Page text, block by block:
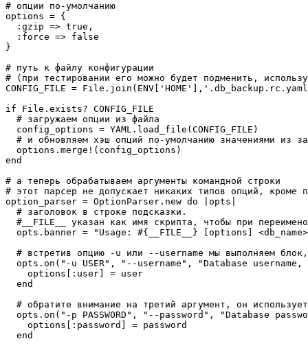
# опции по-умолчанию
options = {
  :gzip => true,
  :force => false
}
# путь к файлу конфигурации
# (при тестировании его можно будет подменить,
CONFIG_FILE =
if File.exists? CONFIG_FILE
  # загружаем опции из файла
  config_options = YAML.load_file(CONFIG_FILE)
# и обновляем хэш опций по-умолчанию значениями из
  options.merge!(config_options)
end
# а теперь обрабатываем аргументы командной строки
# этот парсер не допускает никаких типов опций, кроме
option_parser = OptionParser.new do |opts|
  # заголовок в строке подсказки.
#__FILE__ указан как имя скрипта, чтобы при
opts.banner = "Usage: #{__FILE__} [options]
# встретив опцию -u или --username мы выполняем
opts.on("-u USER", "--username", "Database
    options[:user] = user
  end
# обратите внимание на третий аргумент, он
opts.on("-p PASSWORD", "--password", "Database
    options[:password] = password
  end